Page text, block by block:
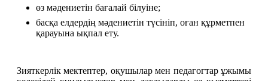
өз мәдениетін бағалай білуіне;
басқа елдердің мәдениетін түсініп, оған құрметпен
қарауына ықпал ету.
Зияткерлік мектептер, оқушылар мен педагогтар ұжымы